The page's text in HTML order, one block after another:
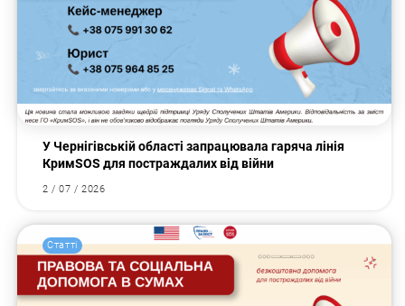
У Чернігівській області запрацювала гаряча лінія
КримSOS для постраждалих від війни
2 / 07 / 2026
Статті